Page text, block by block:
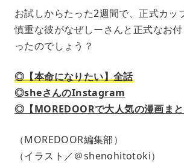
お試しからたった2週間で、正式カッ
慎重な彼がなぜしーさんと正式なお
ったのでしょう？
◎【本命になりたい】全話
◎sheさんのInstagram
◎【MOREDOORで大人気の漫画まと
（MOREDOOR編集部）
（イラスト／＠shenohitotoki）